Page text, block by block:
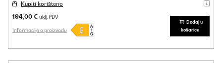
Kupiti korišteno
194,00 € uklj. PDV
Informacije o proizvodu
Dodaj u
košaricu